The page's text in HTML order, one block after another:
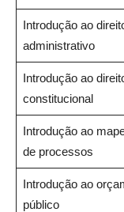
Introdução ao
administrativo
Introdução ao
constitucional
Introdução ao
de processos
Introdução ao
público